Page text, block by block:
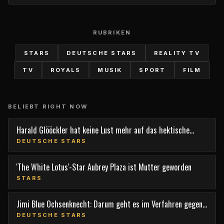
RUBRIKEN
STARS DEUTSCHE STARS REALITY TV
TV ROYALS MUSIK SPORT FILM
BELIEBT RIGHT NOW
Harald Glööckler hat keine Lust mehr auf das hektische
Berlin
DEUTSCHE STARS
'The White Lotus'-Star Aubrey Plaza ist Mutter geworden
STARS
Jimi Blue Ochsenknecht: Darum geht es im Verfahren gegen
den TV-Star
DEUTSCHE STARS